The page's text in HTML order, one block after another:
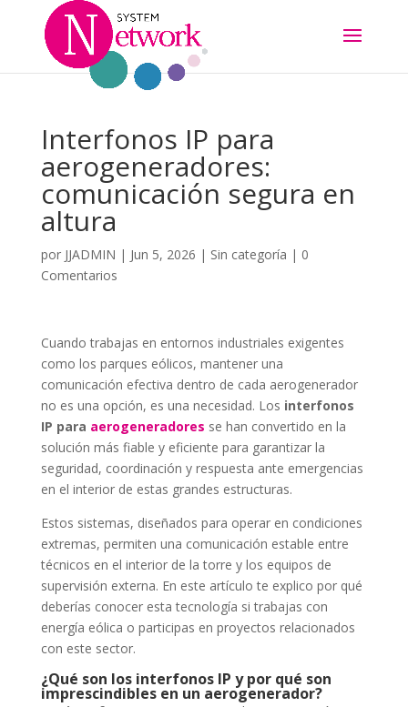
Interfonos IP para
aerogeneradores:
comunicación segura en
altura
por JJADMIN | Jun 5, 2026 | Sin categoría | 0
Comentarios
Cuando trabajas en entornos industriales exigentes
como los parques eólicos, mantener una
comunicación efectiva dentro de cada aerogenerador
no es una opción, es una necesidad. Los interfonos
IP para aerogeneradores se han convertido en la
solución más fiable y eficiente para garantizar la
seguridad, coordinación y respuesta ante emergencias
en el interior de estas grandes estructuras.
Estos sistemas, diseñados para operar en condiciones
extremas, permiten una comunicación estable entre
técnicos en el interior de la torre y los equipos de
supervisión externa. En este artículo te explico por qué
deberías conocer esta tecnología si trabajas con
energía eólica o participas en proyectos relacionados
con este sector.
¿Qué son los interfonos IP y por qué son
imprescindibles en un aerogenerador?